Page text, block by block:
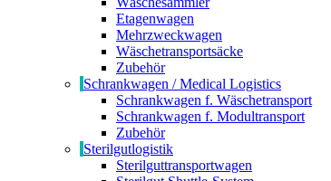
Etagenwagen
Mehrzweckwagen
Wäschetransportsäcke
Zubehör
Schrankwagen / Medical Logistics
Schrankwagen f. Wäschetransport
Schrankwagen f. Modultransport
Zubehör
Sterilgutlogistik
Sterilguttransportwagen